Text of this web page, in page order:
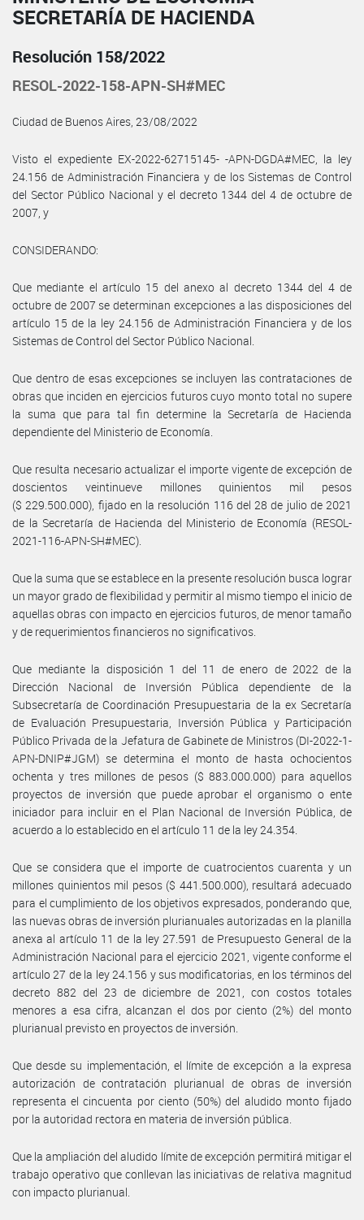
SECRETARÍA DE HACIENDA
Resolución 158/2022
RESOL-2022-158-APN-SH#MEC
Ciudad de Buenos Aires, 23/08/2022
Visto el expediente EX-2022-62715145- -APN-DGDA#MEC, la ley
24.156 de Administración Financiera y de los Sistemas de Control
del Sector Público Nacional y el decreto 1344 del 4 de octubre de
2007, y
CONSIDERANDO:
Que mediante el artículo 15 del anexo al decreto 1344 del 4 de
octubre de 2007 se determinan excepciones a las disposiciones del
artículo 15 de la ley 24.156 de Administración Financiera y de los
Sistemas de Control del Sector Público Nacional.
Que dentro de esas excepciones se incluyen las contrataciones de
obras que inciden en ejercicios futuros cuyo monto total no supere
la suma que para tal fin determine la Secretaría de Hacienda
dependiente del Ministerio de Economía.
Que resulta necesario actualizar el importe vigente de excepción de
doscientos veintinueve millones quinientos mil pesos
($ 229.500.000), fijado en la resolución 116 del 28 de julio de 2021
de la Secretaría de Hacienda del Ministerio de Economía (RESOL-
2021-116-APN-SH#MEC).
Que la suma que se establece en la presente resolución busca lograr
un mayor grado de flexibilidad y permitir al mismo tiempo el inicio de
aquellas obras con impacto en ejercicios futuros, de menor tamaño
y de requerimientos financieros no significativos.
Que mediante la disposición 1 del 11 de enero de 2022 de la
Dirección Nacional de Inversión Pública dependiente de la
Subsecretaría de Coordinación Presupuestaria de la ex Secretaría
de Evaluación Presupuestaria, Inversión Pública y Participación
Público Privada de la Jefatura de Gabinete de Ministros (DI-2022-1-
APN-DNIP#JGM) se determina el monto de hasta ochocientos
ochenta y tres millones de pesos ($ 883.000.000) para aquellos
proyectos de inversión que puede aprobar el organismo o ente
iniciador para incluir en el Plan Nacional de Inversión Pública, de
acuerdo a lo establecido en el artículo 11 de la ley 24.354.
Que se considera que el importe de cuatrocientos cuarenta y un
millones quinientos mil pesos ($ 441.500.000), resultará adecuado
para el cumplimiento de los objetivos expresados, ponderando que,
las nuevas obras de inversión plurianuales autorizadas en la planilla
anexa al artículo 11 de la ley 27.591 de Presupuesto General de la
Administración Nacional para el ejercicio 2021, vigente conforme el
artículo 27 de la ley 24.156 y sus modificatorias, en los términos del
decreto 882 del 23 de diciembre de 2021, con costos totales
menores a esa cifra, alcanzan el dos por ciento (2%) del monto
plurianual previsto en proyectos de inversión.
Que desde su implementación, el límite de excepción a la expresa
autorización de contratación plurianual de obras de inversión
representa el cincuenta por ciento (50%) del aludido monto fijado
por la autoridad rectora en materia de inversión pública.
Que la ampliación del aludido límite de excepción permitirá mitigar el
trabajo operativo que conllevan las iniciativas de relativa magnitud
con impacto plurianual.